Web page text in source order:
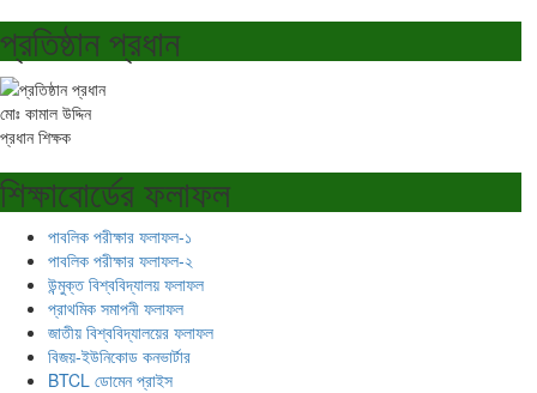
প্রতিষ্ঠান প্রধান
মোঃ কামাল উদ্দিন
প্রধান শিক্ষক
শিক্ষাবোর্ডের ফলাফল
পাবলিক পরীক্ষার ফলাফল-১
পাবলিক পরীক্ষার ফলাফল-২
উন্মুক্ত বিশ্ববিদ্যালয় ফলাফল
প্রাথমিক সমাপনী ফলাফল
জাতীয় বিশ্ববিদ্যালয়ের ফলাফল
বিজয়-ইউনিকোড কনভার্টার
BTCL ডোমেন প্রাইস